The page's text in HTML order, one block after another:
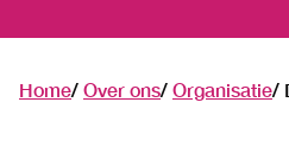
Home Over ons Organisatie